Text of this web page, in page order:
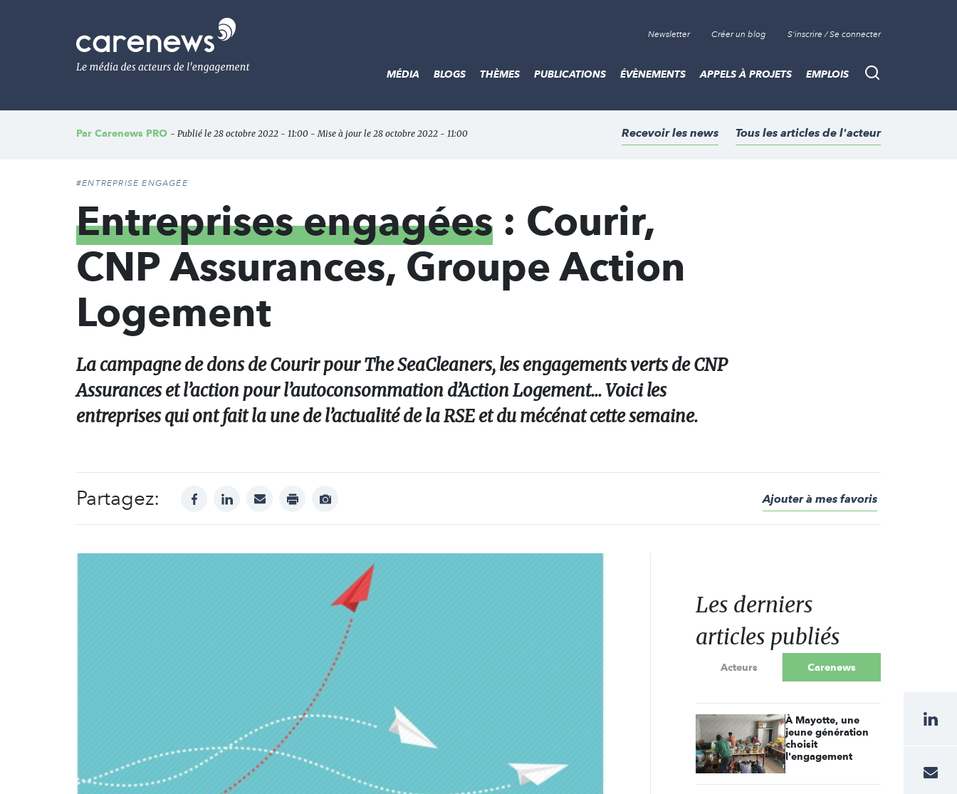
Le
média
de
l'engagement
Newsletter Créer un blog S'inscrire / Se connecter
Recherche
MÉDIA BLOGS THÈMES PUBLICATIONS ÉVÈNEMENTS APPELS À PROJETS EMPLOIS
Par Carenews PRO - Publié le 28 octobre 2022 - 11:00 - Mise à jour le 28 octobre 2022 - 11:00 Recevoir les news Tous les articles de l'acteur
#ENTREPRISE ENGAGÉE
Entreprises engagées : Courir,
CNP Assurances, Groupe Action
Logement
La campagne de dons de Courir pour The SeaCleaners, les engagements verts de CNP
Assurances et l’action pour l’autoconsommation d’Action Logement... Voici les
entreprises qui ont fait la une de l’actualité de la RSE et du mécénat cette semaine.
Partagez: facebooklinkedinmail print
Afficher
Ajouter à mes favoris
Les derniers
articles publiés
Acteurs Carenews
À Mayotte, une
jeune génération
choisit
l'engagement